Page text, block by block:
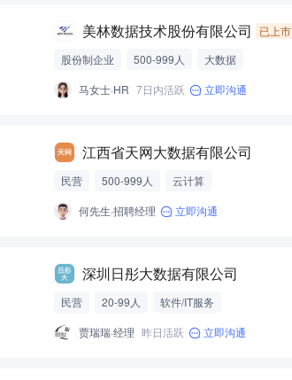
美林数据技术股份有限公司
已上市
股份制企业
500-999人
大数据
马女士·HR 7日内活跃 立即沟通
江西省天网大数据有限公司
民营 500-999人
云计算
何先生·招聘经理
立即沟通
深圳日彤大数据有限公司
民营 20-99人
软件/IT服务
贾瑞瑞·经理 昨日活跃 立即沟通